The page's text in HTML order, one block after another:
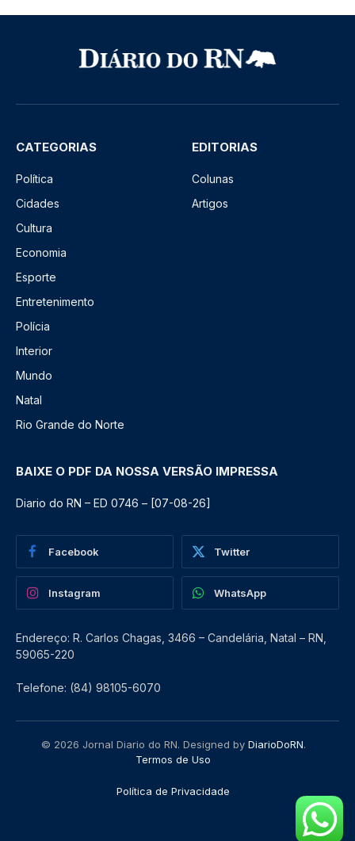
CATEGORIAS
Política
Cidades
Cultura
Economia
Esporte
Entretenimento
Polícia
Interior
Mundo
Natal
Rio Grande do Norte
EDITORIAS
Colunas
Artigos
BAIXE O PDF DA NOSSA VERSÃO IMPRESSA
Diario do RN – ED 0746 – [07-08-26]
Facebook Twitter
Instagram WhatsApp
Endereço: R. Carlos Chagas, 3466 – Candelária, Natal – RN,
59065-220
Telefone: (84) 98105-6070
© 2026 Jornal Diario do RN. Designed by DiarioDoRN.
Termos de Uso
Política de Privacidade